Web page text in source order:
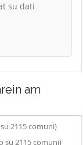
su dati
am
2115 comuni)
su 2115 comuni)